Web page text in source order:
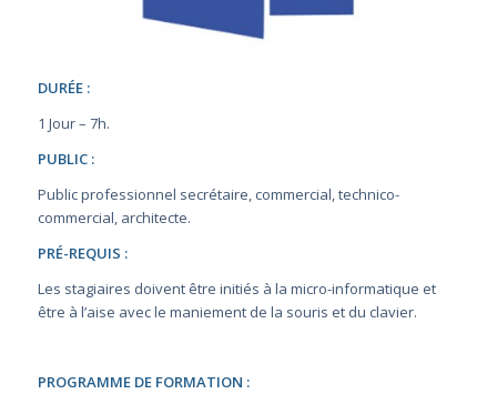
DURÉE :
1 Jour – 7h.
PUBLIC :
Public professionnel secrétaire, commercial, technico-
commercial, architecte.
PRÉ-REQUIS :
Les stagiaires doivent être initiés à la micro-informatique et
être à l’aise avec le maniement de la souris et du clavier.
PROGRAMME DE FORMATION :